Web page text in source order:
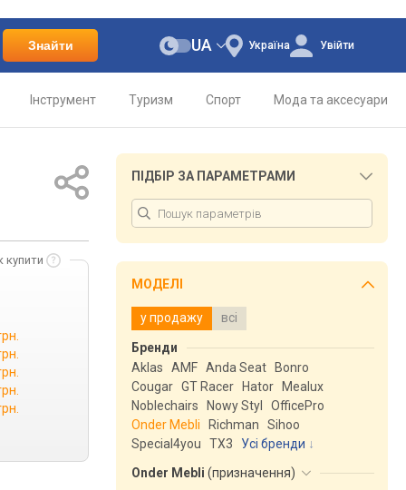
Знайти Україна
UA Увійти
Інструмент Туризм Спорт Мода та аксесуари
купити
ПІДБІР ЗА ПАРАМЕТРАМИ
МОДЕЛІ
у продажу всі
Бренди
Aklas
AMF Anda Seat
Bonro
Cougar GT Racer Hator
Mealux
Noblechairs
Nowy Styl
OfficePro
Onder Mebli
Richman
Sihoo
Special4you
ТX3
Усі бренди
Onder Mebli (призначення)